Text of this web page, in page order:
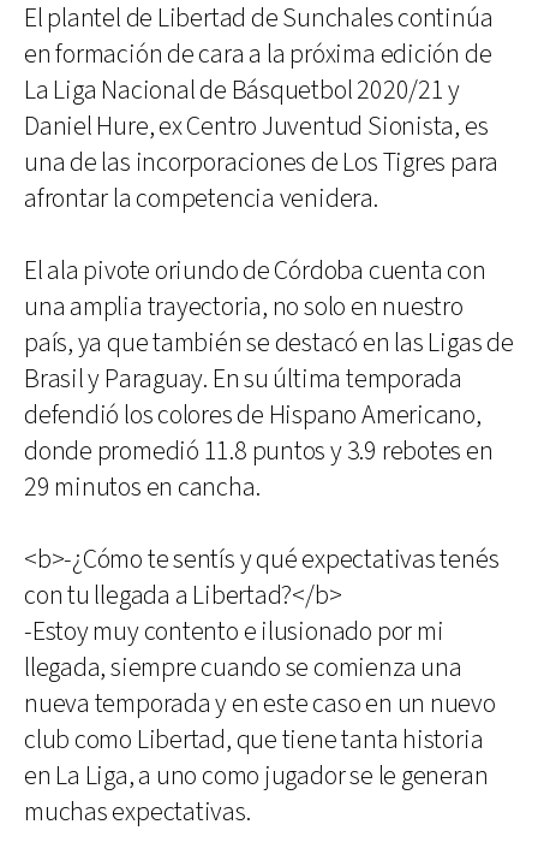
El plantel de Libertad de Sunchales continúa
en formación de cara a la próxima edición de
La Liga Nacional de Básquetbol 2020/21 y
Daniel Hure, ex Centro Juventud Sionista, es
una de las incorporaciones de Los Tigres para
afrontar la competencia venidera.
El ala pivote oriundo de Córdoba cuenta con
una amplia trayectoria, no solo en nuestro
país, ya que también se destacó en las Ligas de
Brasil y Paraguay. En su última temporada
defendió los colores de Hispano Americano,
donde promedió 11.8 puntos y 3.9 rebotes en
29 minutos en cancha.
<b>-¿Cómo te sentís y qué expectativas tenés
con tu llegada a Libertad?</b>
-Estoy muy contento e ilusionado por mi
llegada, siempre cuando se comienza una
nueva temporada y en este caso en un nuevo
club como Libertad, que tiene tanta historia
en La Liga, a uno como jugador se le generan
muchas expectativas.